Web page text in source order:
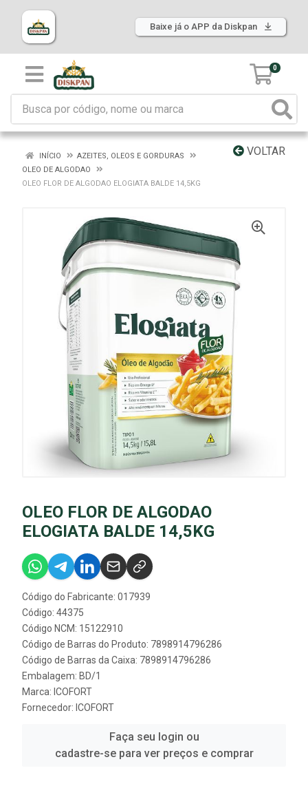
Baixe já o APP da Diskpan
0
VOLTAR
INÍCIO
AZEITES, OLEOS E GORDURAS
OLEO DE ALGODAO
OLEO FLOR DE ALGODAO ELOGIATA BALDE 14,5KG
OLEO FLOR DE ALGODAO
ELOGIATA BALDE 14,5KG
Código do Fabricante: 017939
Código: 44375
Código NCM: 15122910
Código de Barras do Produto: 7898914796286
Código de Barras da Caixa: 7898914796286
Embalagem: BD/1
Marca: ICOFORT
Fornecedor: ICOFORT
Faça seu login ou
cadastre-se para ver preços e comprar